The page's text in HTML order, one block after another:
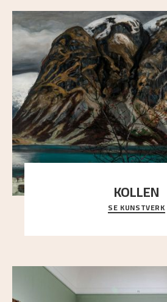
KOLLEN
Et ruvende fjell dominerer
sterk kontrast til det spinkle
SE KUNSTVERK